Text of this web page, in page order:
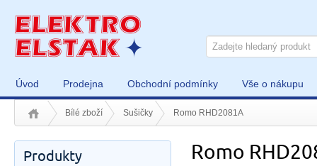
Úvod Prodejna Obchodní podmínky Vše o nákupu
Bílé zboží Sušičky Romo RHD2081A
Romo
Produkty